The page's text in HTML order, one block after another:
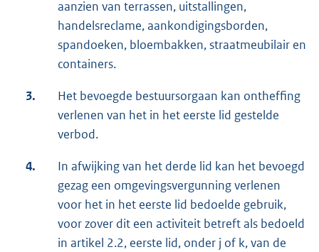
aanzien van terrassen, uitstallingen,
handelsreclame, aankondigingsborden,
spandoeken, bloembakken, straatmeubilair en
containers.
3.
Het bevoegde bestuursorgaan kan ontheffing
verlenen van het in het eerste lid gestelde
verbod.
4.
In afwijking van het derde lid kan het bevoegd
gezag een omgevingsvergunning verlenen
voor het in het eerste lid bedoelde gebruik,
voor zover dit een activiteit betreft als bedoeld
in artikel 2.2, eerste lid, onder j of k, van de